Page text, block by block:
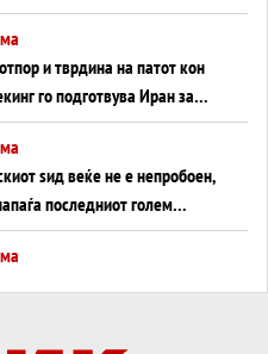
глобален енергетски
и тврдина на патот кон
го подготвува Иран за
копнена инвазија
ѕид веќе не е непробоен,
последниот голем
Западот?